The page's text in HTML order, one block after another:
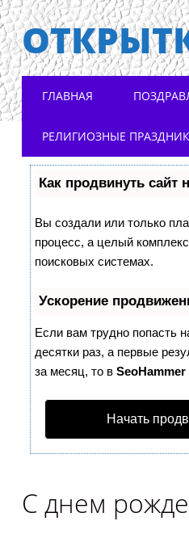
Main menu
ГЛАВНАЯ
РЕЛИГИОЗНЫЕ
Как продвинуть сайт
Вы создали или только
процесс, а целый
поисковых системах.
Ускорение
Если вам трудно попасть
десятки раз, а первые
за месяц, то вSeoHammer
Начать
С днем